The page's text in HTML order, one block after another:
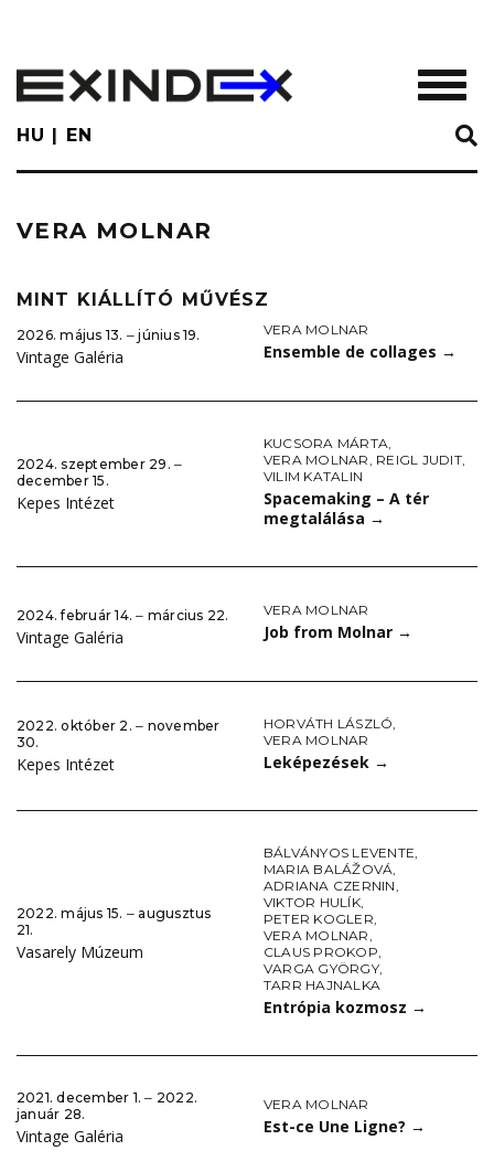
main
content
HU EN
VERA MOLNAR
MINT KIÁLLÍTÓ MŰVÉSZ
2026. május 13. ‒ június 19.
Vintage Galéria
VERA MOLNAR
Ensemble de collages →
2024. szeptember 29. ‒
december 15.
Kepes Intézet
KUCSORA MÁRTA,
VERA MOLNAR, REIGL JUDIT,
VILIM KATALIN
Spacemaking – A tér
megtalálása →
2024. február 14. ‒ március 22.
Vintage Galéria
VERA MOLNAR
Job from Molnar →
2022. október 2. ‒ november
30.
Kepes Intézet
HORVÁTH LÁSZLÓ,
VERA MOLNAR
Leképezések →
2022. május 15. ‒ augusztus
21.
Vasarely Múzeum
BÁLVÁNYOS LEVENTE,
MARIA BALÁŽOVÁ,
ADRIANA CZERNIN,
VIKTOR HULÍK,
PETER KOGLER,
VERA MOLNAR,
CLAUS PROKOP,
VARGA GYÖRGY,
TARR HAJNALKA
Entrópia kozmosz →
2021. december 1. ‒ 2022.
január 28.
Vintage Galéria
VERA MOLNAR
Est-ce Une Ligne? →